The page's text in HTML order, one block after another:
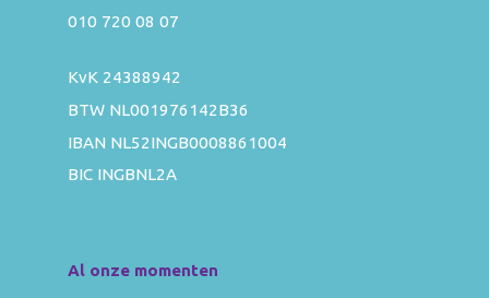
010 720 08 07
KvK 24388942
BTW NL001976142B36
IBAN NL52INGB0008861004
BIC INGBNL2A
Al onze momenten